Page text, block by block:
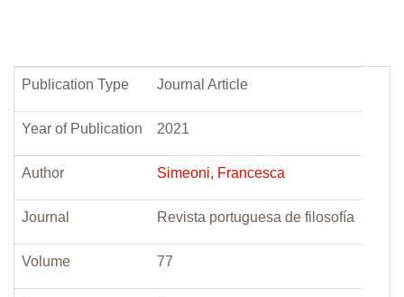
Publication Type Journal Article
Year of Publication 2021
Author Simeoni, Francesca
Journal Revista portuguesa de filosofía
Volume 77